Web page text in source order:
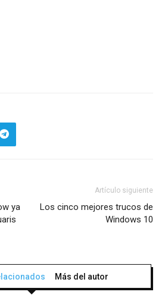
ya
Artículo siguiente
Los cinco mejores trucos de
Windows 10
Más del autor